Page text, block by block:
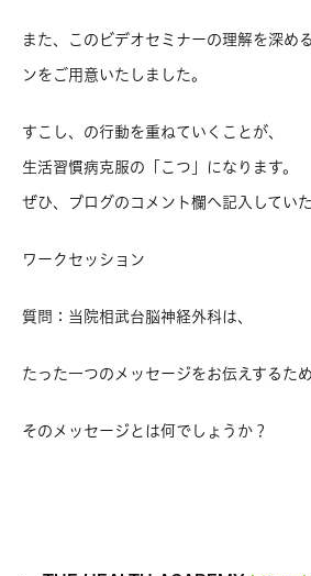
また、このビデオセミナーの理解を深め
ンをご用意いたしました。
すこし、の行動を重ねていくことが、
生活習慣病克服の「こつ」になります。
ぜひ、ブログのコメント欄へ記入してい
ワークセッション
質問：当院相武台脳神経外科は、
たった一つのメッセージをお伝えするた
そのメッセージとは何でしょうか？